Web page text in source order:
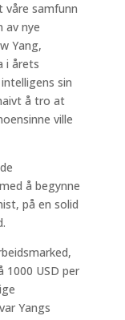
våre samfunn
av nye
Yang,
i årets
sin
å tro at
ville
å begynne
på en solid
1000 USD per
Yangs